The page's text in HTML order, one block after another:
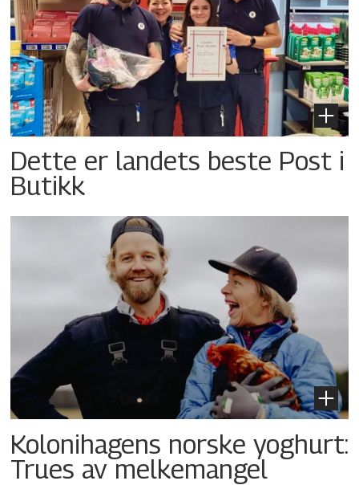
Dette er landets beste Post i
Butikk
Kolonihagens norske yoghurt:
Trues av melkemangel